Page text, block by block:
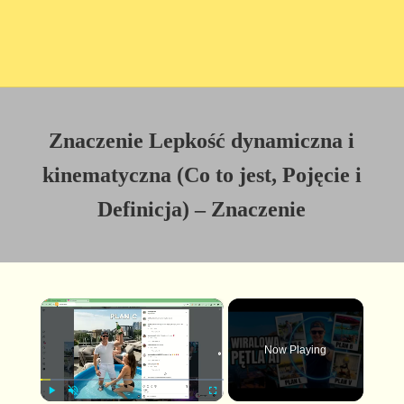
Znaczenie Lepkość dynamiczna i
kinematyczna (Co to jest, Pojęcie i
Definicja) – Znaczenie
×
Now Playing